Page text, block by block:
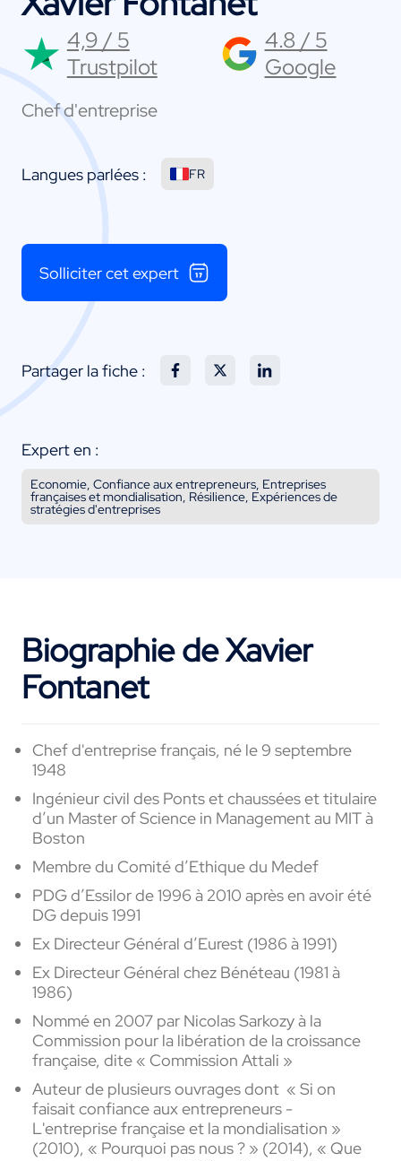
4,9 / 5
Trustpilot
4.8 / 5
Google
Chef d'entreprise
Langues parlées : FR
Solliciter cet expert
Partager la fiche :
Expert en :
Economie, Confiance aux entrepreneurs, Entreprises
françaises et mondialisation, Résilience, Expériences de
stratégies d'entreprises
Biographie de Xavier
Fontanet
Chef d'entreprise français, né le 9 septembre
1948
Ingénieur civil des Ponts et chaussées et titulaire
d’un Master of Science in Management au MIT à
Boston
Membre du Comité d’Ethique du Medef
PDG d’Essilor de 1996 à 2010 après en avoir été
DG depuis 1991
Ex Directeur Général d’Eurest (1986 à 1991)
Ex Directeur Général chez Bénéteau (1981 à
1986)
Nommé en 2007 par Nicolas Sarkozy à la
Commission pour la libération de la croissance
française, dite « Commission Attali »
Auteur de plusieurs ouvrages dont « Si on
faisait confiance aux entrepreneurs -
L'entreprise française et la mondialisation »
(2010), « Pourquoi pas nous ? » (2014), « Que